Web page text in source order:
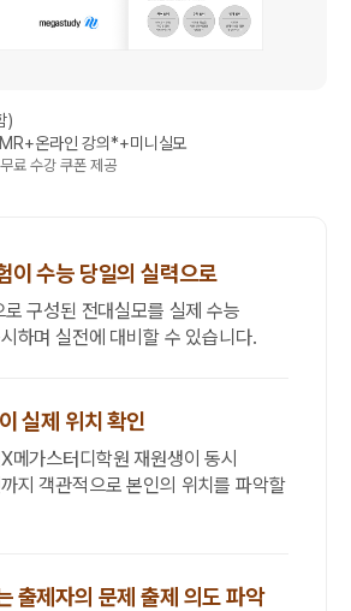
)
온라인 강의*+미니실모
료 수강 쿠폰 제공
이 수능 당일의 실력으로
로 구성된 전대실모를 실제 수능
하며 실전에 대비할 수 있습니다.
실제 위치 확인
메가스터디학원 재원생이 동시
지 객관적으로 본인의 위치를 파악할
출제자의 문제 출제 의도 파악